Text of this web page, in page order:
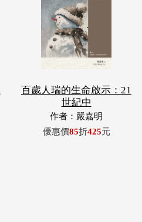
百歲人瑞的生命啟示：21
世紀中
作者：嚴嘉明
優惠價85折425元